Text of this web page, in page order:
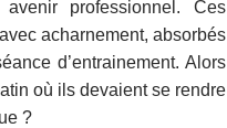
professionnel. Ces
acharnement, absorbés
d’entrainement. Alors
où ils devaient se rendre
?